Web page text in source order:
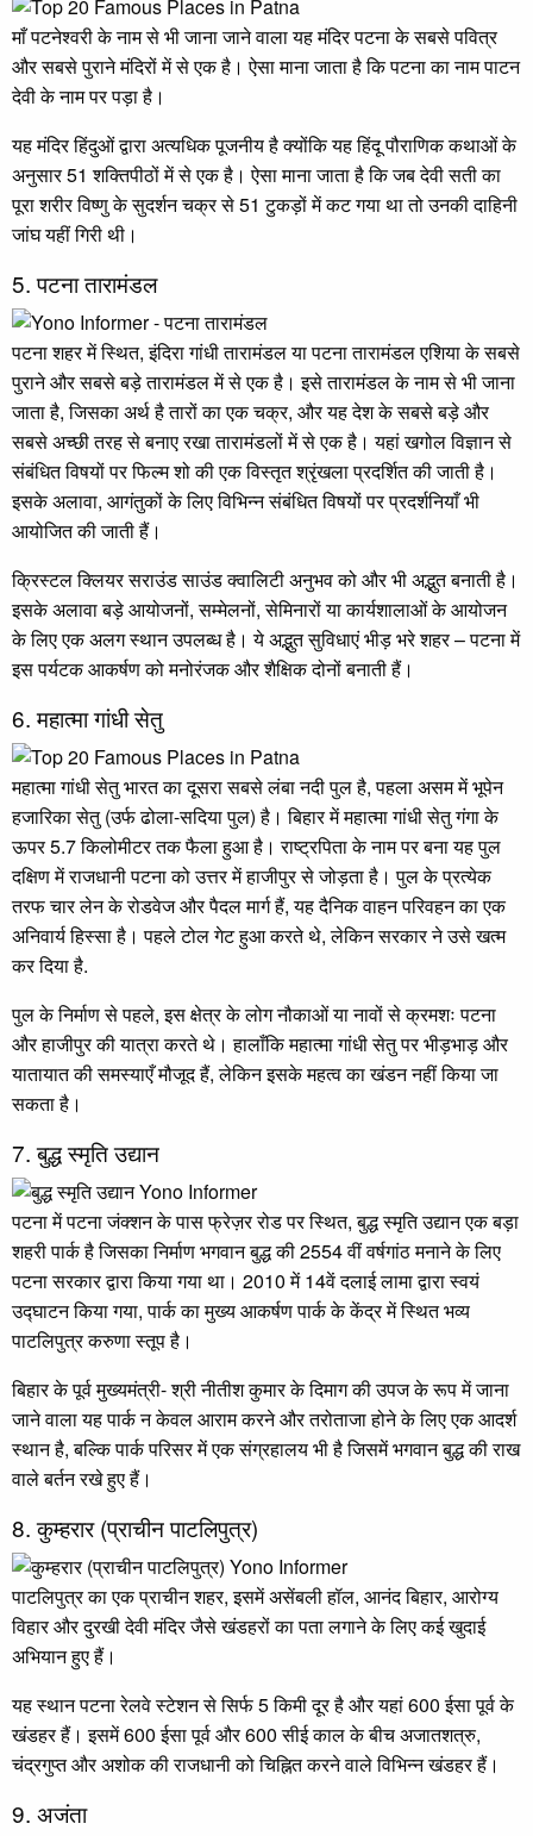
माँ पटनेश्वरी के नाम से भी जाना जाने वाला यह मंदिर पटना के सबसे पवित्र
और सबसे पुराने मंदिरों में से एक है। ऐसा माना जाता है कि पटना का नाम पाटन
देवी के नाम पर पड़ा है।
यह मंदिर हिंदुओं द्वारा अत्यधिक पूजनीय है क्योंकि यह हिंदू पौराणिक कथाओं के
अनुसार 51 शक्तिपीठों में से एक है। ऐसा माना जाता है कि जब देवी सती का
पूरा शरीर विष्णु के सुदर्शन चक्र से 51 टुकड़ों में कट गया था तो उनकी दाहिनी
जांघ यहीं गिरी थी।
5. पटना तारामंडल
पटना शहर में स्थित, इंदिरा गांधी तारामंडल या पटना तारामंडल एशिया के सबसे
पुराने और सबसे बड़े तारामंडल में से एक है। इसे तारामंडल के नाम से भी जाना
जाता है, जिसका अर्थ है तारों का एक चक्र, और यह देश के सबसे बड़े और
सबसे अच्छी तरह से बनाए रखा तारामंडलों में से एक है। यहां खगोल विज्ञान से
संबंधित विषयों पर फिल्म शो की एक विस्तृत श्रृंखला प्रदर्शित की जाती है।
इसके अलावा, आगंतुकों के लिए विभिन्न संबंधित विषयों पर प्रदर्शनियाँ भी
आयोजित की जाती हैं।
क्रिस्टल क्लियर सराउंड साउंड क्वालिटी अनुभव को और भी अद्भुत बनाती है।
इसके अलावा बड़े आयोजनों, सम्मेलनों, सेमिनारों या कार्यशालाओं के आयोजन
के लिए एक अलग स्थान उपलब्ध है। ये अद्भुत सुविधाएं भीड़ भरे शहर – पटना में
इस पर्यटक आकर्षण को मनोरंजक और शैक्षिक दोनों बनाती हैं।
6. महात्मा गांधी सेतु
महात्मा गांधी सेतु भारत का दूसरा सबसे लंबा नदी पुल है, पहला असम में भूपेन
हजारिका सेतु (उर्फ ढोला-सदिया पुल) है। बिहार में महात्मा गांधी सेतु गंगा के
ऊपर 5.7 किलोमीटर तक फैला हुआ है। राष्ट्रपिता के नाम पर बना यह पुल
दक्षिण में राजधानी पटना को उत्तर में हाजीपुर से जोड़ता है। पुल के प्रत्येक
तरफ चार लेन के रोडवेज और पैदल मार्ग हैं, यह दैनिक वाहन परिवहन का एक
अनिवार्य हिस्सा है। पहले टोल गेट हुआ करते थे, लेकिन सरकार ने उसे खत्म
कर दिया है.
पुल के निर्माण से पहले, इस क्षेत्र के लोग नौकाओं या नावों से क्रमशः पटना
और हाजीपुर की यात्रा करते थे। हालाँकि महात्मा गांधी सेतु पर भीड़भाड़ और
यातायात की समस्याएँ मौजूद हैं, लेकिन इसके महत्व का खंडन नहीं किया जा
सकता है।
7. बुद्ध स्मृति उद्यान
पटना में पटना जंक्शन के पास फ्रेज़र रोड पर स्थित, बुद्ध स्मृति उद्यान एक बड़ा
शहरी पार्क है जिसका निर्माण भगवान बुद्ध की 2554 वीं वर्षगांठ मनाने के लिए
पटना सरकार द्वारा किया गया था। 2010 में 14वें दलाई लामा द्वारा स्वयं
उद्घाटन किया गया, पार्क का मुख्य आकर्षण पार्क के केंद्र में स्थित भव्य
पाटलिपुत्र करुणा स्तूप है।
बिहार के पूर्व मुख्यमंत्री- श्री नीतीश कुमार के दिमाग की उपज के रूप में जाना
जाने वाला यह पार्क न केवल आराम करने और तरोताजा होने के लिए एक आदर्श
स्थान है, बल्कि पार्क परिसर में एक संग्रहालय भी है जिसमें भगवान बुद्ध की राख
वाले बर्तन रखे हुए हैं।
8. कुम्हरार (प्राचीन पाटलिपुत्र)
पाटलिपुत्र का एक प्राचीन शहर, इसमें असेंबली हॉल, आनंद बिहार, आरोग्य
विहार और दुरखी देवी मंदिर जैसे खंडहरों का पता लगाने के लिए कई खुदाई
अभियान हुए हैं।
यह स्थान पटना रेलवे स्टेशन से सिर्फ 5 किमी दूर है और यहां 600 ईसा पूर्व के
खंडहर हैं। इसमें 600 ईसा पूर्व और 600 सीई काल के बीच अजातशत्रु,
चंद्रगुप्त और अशोक की राजधानी को चिह्नित करने वाले विभिन्न खंडहर हैं।
9. अजंता